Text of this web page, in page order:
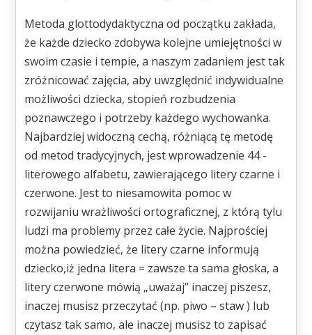
Metoda glottodydaktyczna od początku zakłada,
że każde dziecko zdobywa kolejne umiejętności w
swoim czasie i tempie, a naszym zadaniem jest tak
zróżnicować zajęcia, aby uwzględnić indywidualne
możliwości dziecka, stopień rozbudzenia
poznawczego i potrzeby każdego wychowanka.
Najbardziej widoczną cechą, różniącą tę metodę
od metod tradycyjnych, jest wprowadzenie 44 -
literowego alfabetu, zawierającego litery czarne i
czerwone. Jest to niesamowita pomoc w
rozwijaniu wrażliwości ortograficznej, z którą tylu
ludzi ma problemy przez całe życie. Najprościej
można powiedzieć, że litery czarne informują
dziecko,iż jedna litera = zawsze ta sama głoska, a
litery czerwone mówią „uważaj” inaczej piszesz,
inaczej musisz przeczytać (np. piwo – staw ) lub
czytasz tak samo, ale inaczej musisz to zapisać